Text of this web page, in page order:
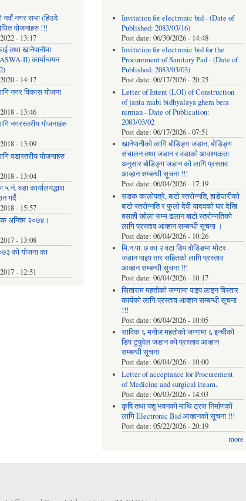
नगर सभा (हिउदे
योजनाहरु !!!
- 13:17
तथा खानेपानीमा
II) कार्यान्वयन
- 14:17
नगर विकास योजना
- 13:46
नगरस्तरीय योजनाहरु
- 13:09
वडास्तरीय योजनाहरु
- 13:04
नं. वडा कार्यालयद्धारा
गर्दै
- 15:57
अन्तिम २०७४।
- 13:08
को योजना का
- 12:51
Invitation for electronic bid - (Date of
Published: 2083/03/16)
Post date: 06/30/2026 - 14:48
Invitation for electronic bid for the
Procurement of Sanitary Pad - (Date of
Published: 2083/03/03)
Post date: 06/17/2026 - 20:25
Letter of Intent (LOI) of Construction
of janta mabi bidhyalaya ghera bera
nirman - Date of Publication:
2083/03/02
Post date: 06/17/2026 - 07:51
खानेपानीको लागि बोडिङ्ग जडान, बोडिङ्ग
संचालन तथा जडान र वडाको आवश्यकता
अनुसार बोडिङ्ग जडान को लागि प्रस्ताव
आव्हान सम्बन्धी सूचना !!!
Post date: 06/04/2026 - 17:19
सडक कालोपत्रे, बाटो स्तरोन्नति, हाडेघारीको
बाटो स्तरोन्नति र फुलो देवी यादवको घर देखि
बसाही खोला सम्म ढलान बाटो स्तरोन्नतिको
लागि प्रस्ताव आव्हान सम्बन्धी सूचना ।
Post date: 06/04/2026 - 10:26
मि.न.पा. ७ का २ वटा डिप वोडिङमा मोटर
जडान पाइप तार सहितको लागि प्रस्ताव
आव्हान सम्बन्धी सूचना !!!
Post date: 06/04/2026 - 10:17
सिताराम महतोको जग्गामा पाइप लाइन विस्तार
कार्यको लागि प्रस्ताव आव्हान सम्बन्धी सूचना
!!!
Post date: 06/04/2026 - 10:05
साविक ६ मनोज महतोको जग्गामा ६ इन्चीको
डिप टुयुवेल जडान को प्रस्ताव आव्हान
सम्बन्धी सूचना
Post date: 06/04/2026 - 10:00
Letter of acceptance for Procurement
of Medicine and surgical iteam.
Post date: 06/03/2026 - 14:03
कृषि तथा पशु भवनको माथि ट्रस निर्माणको
लागि Electronic Bid आव्हानको सूचना !!!
Post date: 05/22/2026 - 20:19
more